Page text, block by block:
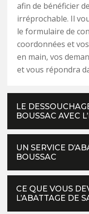
afin de bénéficier
irréprochable. Il
le formulaire de
coordonnées et
en main, vos
et vous répondra
LE
BOUSSAC AVEC
UN SERVICE
BOUSSAC
CE QUE VOUS
L’ABATTAGE DE